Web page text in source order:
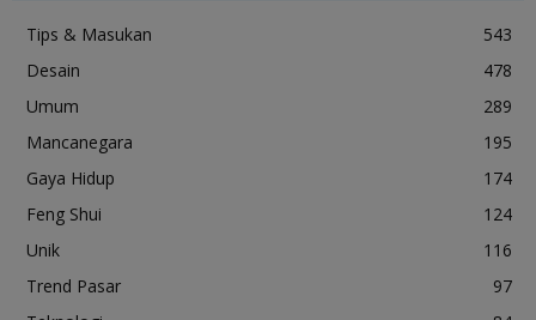
Tips & Masukan
543
Desain
478
Umum
289
Mancanegara
195
Gaya Hidup
174
Feng Shui
124
Unik
116
Trend Pasar
97